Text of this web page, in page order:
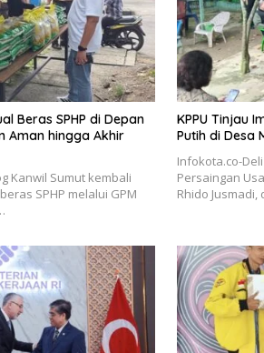
Beras SPHP di Depan
Aman hingga Akhir
Kanwil Sumut kembali
SPHP melalui GPM
KPPU Tinjau
Putih di Desa
Infokota.co-
Persaingan
Rhido